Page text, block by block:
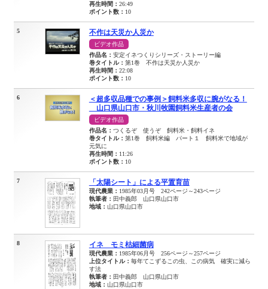
再生時間： 26:49
ポイント数： 10
5 不作は天災か人災か
ビデオ作品
作品名： 安定イネつくりシリーズ・ストーリー編
巻タイトル： 第1巻 不作は天災か人災か
再生時間： 22:08
ポイント数： 10
6
＜超多収品種での事例＞飼料米多収に腕がなる！
山口県山口市・秋川牧園飼料米生産者の会
ビデオ作品
作品名： つくるぞ 使うぞ 飼料米・飼料イネ
巻タイトル： 第1巻 飼料米編 パート１ 飼料米で地域が
元気に
再生時間： 11:26
ポイント数： 10
7 「太陽シート」による平置育苗
現代農業： 1985年03月号 242ページ～243ページ
執筆者： 田中義郎 山口県山口市
地域： 山口県山口市
8 イネ モミ枯細菌病
現代農業： 1985年06月号 256ページ～257ページ
上位タイトル： 毎年てこずるこの虫、この病気 確実に減ら
す法
執筆者： 田中義郎 山口県山口市
地域： 山口県山口市